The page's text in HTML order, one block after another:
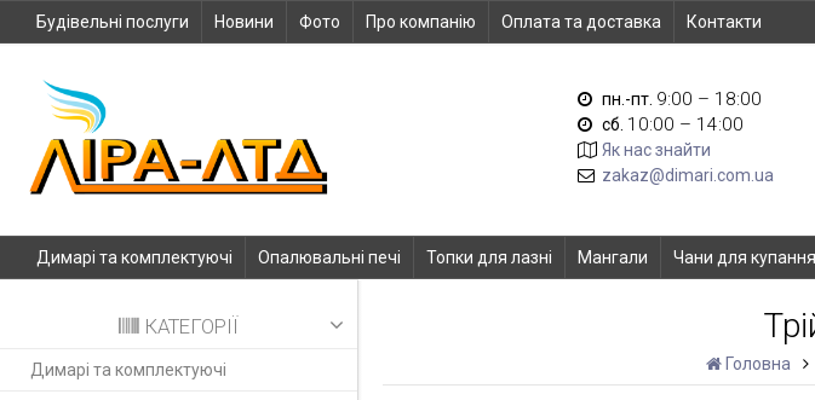
Будівельні послуги Новини Фото Про компанію Оплата та доставка Контакти
пн.-пт. 9:00 – 18:00
сб. 10:00 – 14:00
Як нас знайти
zakaz@dimari.com.ua
Димарі та комплектуючі Опалювальні печі Топки для лазні Мангали Чани для купання
КАТЕГОРІЇ
Димарі та комплектуючі Головна